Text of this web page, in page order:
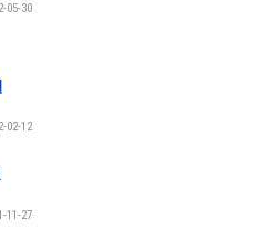
05-30
02-12
11-27